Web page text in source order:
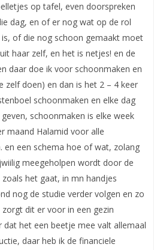
op tafel, even doorspreken
dag, en of er nog wat op de rol
of die nog schoon gemaakt moet
haar zelf, en het is netjes! en de
daar doe ik voor schoonmaken en
zelf doen) en dan is het 2 – 4 keer
schoonmaken en elke dag
schoonmaken is elke week
maand Halamid voor alle
en een schema hoe of wat, zolang
meegeholpen wordt door de
het gaat, in mn handjes
nog de studie verder volgen en zo
dit er voor in een gezin
het een beetje mee valt allemaal
daar heb ik de financiele